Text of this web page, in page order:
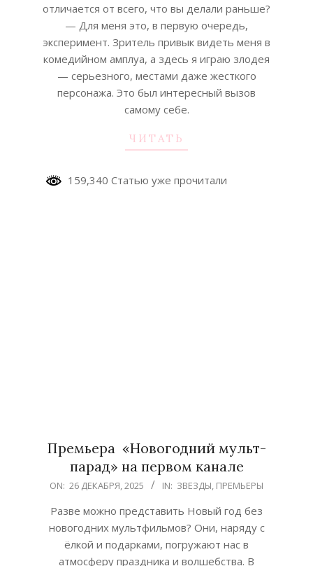
отличается от всего, что вы делали раньше?
— Для меня это, в первую очередь,
эксперимент. Зритель привык видеть меня в
комедийном амплуа, а здесь я играю злодея
— серьезного, местами даже жесткого
персонажа. Это был интересный вызов
самому себе.
ЧИТАТЬ
159,340 Статью уже прочитали
Премьера «Новогодний мульт-
парад» на первом канале
2025-
26
ON: 26 ДЕКАБРЯ, 2025 IN: ЗВЕЗДЫ, ПРЕМЬЕРЫ
Разве можно представить Новый год без
новогодних мультфильмов? Они, наряду с
ёлкой и подарками, погружают нас в
атмосферу праздника и волшебства. В